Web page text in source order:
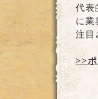
代表
に業
注目
>>